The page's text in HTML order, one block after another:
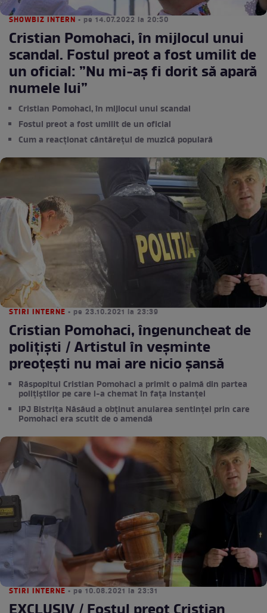
SHOWBIZ INTERN • pe 14.07.2022 la 20:50
Cristian Pomohaci, în mijlocul unui
scandal. Fostul preot a fost umilit de
un oficial: ”Nu mi-aș fi dorit să apară
numele lui”
Cristian Pomohaci, în mijlocul unui scandal
Fostul preot a fost umilit de un oficial
Cum a reacționat cântărețul de muzică populară
STIRI INTERNE • pe 23.10.2021 la 23:39
Cristian Pomohaci, îngenuncheat de
polițiști / Artistul în veșminte
preoțești nu mai are nicio șansă
Răspopitul Cristian Pomohaci a primit o palmă din partea
polițiștilor pe care i-a chemat în fața instanței
IPJ Bistrița Năsăud a obținut anularea sentinței prin care
Pomohaci era scutit de o amendă
STIRI INTERNE • pe 10.08.2021 la 23:31